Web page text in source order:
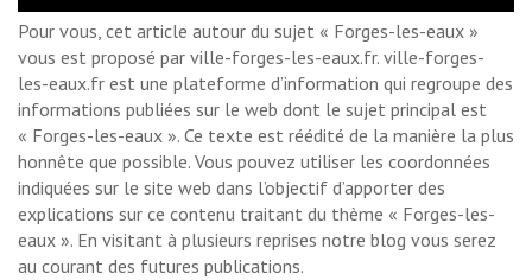
Pour vous, cet article autour du sujet « Forges-les-eaux »
vous est proposé par ville-forges-les-eaux.fr. ville-forges-
les-eaux.fr est une plateforme d’information qui regroupe des
informations publiées sur le web dont le sujet principal est
« Forges-les-eaux ». Ce texte est réédité de la manière la plus
honnête que possible. Vous pouvez utiliser les coordonnées
indiquées sur le site web dans l’objectif d’apporter des
explications sur ce contenu traitant du thème « Forges-les-
eaux ». En visitant à plusieurs reprises notre blog vous serez
au courant des futures publications.